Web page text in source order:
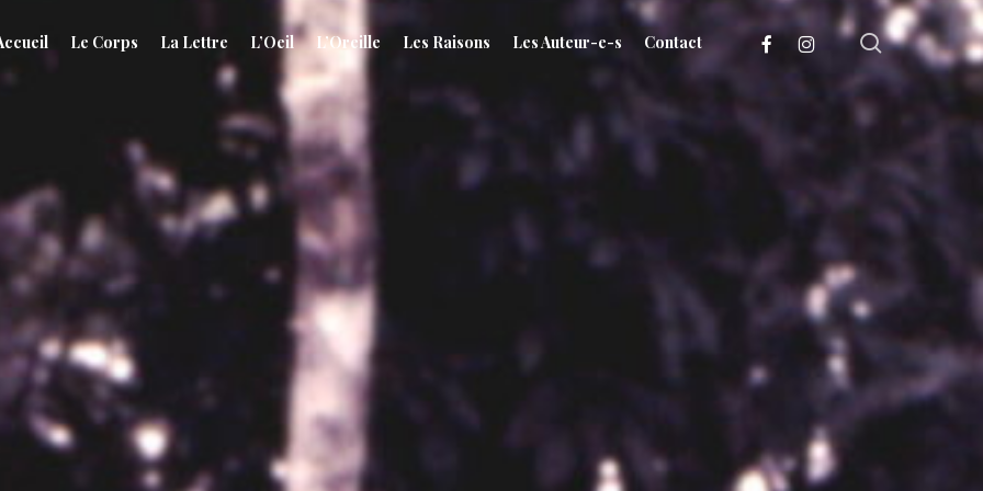
Le Corps La Lettre L’Oeil L’Oreille Les Raisons Les Auteur-e-s Contact facebookinstagram search